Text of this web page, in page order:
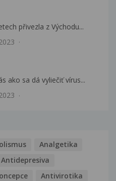
přivezla z Východu...
ako sa dá vyliečiť vírus...
Analgetika
Antidepresiva
Antivirotika